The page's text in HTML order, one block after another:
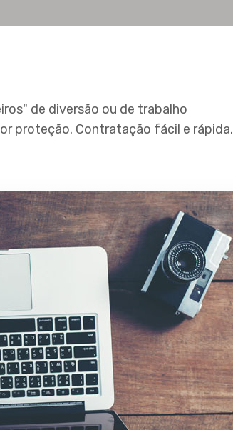
de diversão ou de trabalho
proteção. Contratação fácil e rápida.